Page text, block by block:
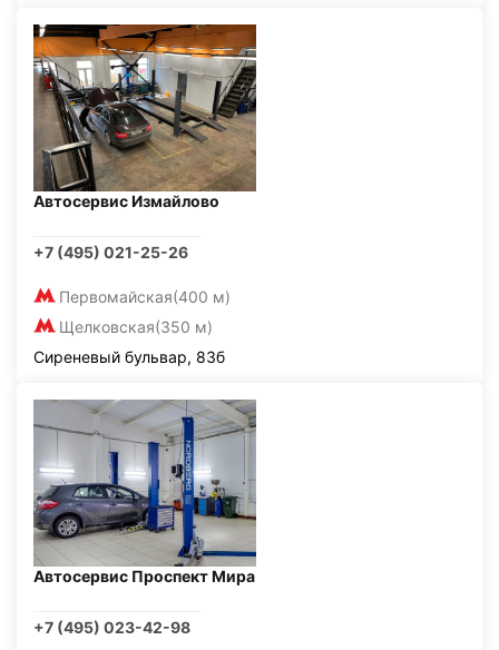
Автосервис Измайлово
+7 (495) 021-25-26
Первомайская(400 м)
Щелковская(350 м)
Сиреневый бульвар, 83б
Автосервис Проспект Мира
+7 (495) 023-42-98